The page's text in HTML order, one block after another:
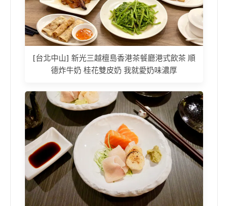
[台北中山] 新光三越檀島香港茶餐廳港式飲茶 順
德炸牛奶 桂花雙皮奶 我就愛奶味濃厚